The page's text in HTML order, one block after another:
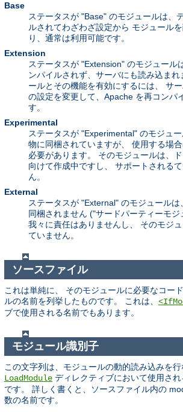
Base
ステータスが "Base" のモジュールは、
ルされてわざわざ設定から モジュール
り、通常は利用可能です。
Extension
ステータスが "Extension" のモジュール
ンパイルされず、サーバにも読み込まれ
ールとその機能を有効にするには、 サ
の設定を変更して、Apache を再コンパ
す。
Experimental
ステータスが "Experimental" のモジュ
物に同梱されていますが、 使用する場
必要があります。 そのモジュールは、
向けて作成中ですし、 サポートされる
ん。
External
ステータスが "External" のモジュール
同梱されません ("サードパーティーモジ
我々に責任はありませんし、 そのモジ
ていません。
ソースファイル
これは単純に、 そのモジュールに必要なコー
ルの名前を列挙したものです。 これは、
ブで使用される名前でもあります。
モジュール識別子
この文字列は、モジュールの動的読み込みを
LoadModule ディレクティブにおいて使用さ
です。 詳しく書くと、ソースファイル内の
数の名前です。